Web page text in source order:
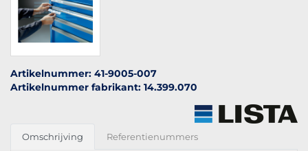
Artikelnummer: 41-9005-007
Artikelnummer fabrikant: 14.399.070
Omschrijving Referentienummers